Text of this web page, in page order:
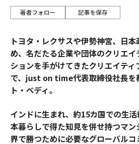
著者フォロー 記事を保存
トヨタ・レクサスや伊勢神宮、日
め、名だたる企業や団体のクリエイ
ションを手がけてきたクリエイティ
で、just on time代表取締役社長を
ト・ベディ。
インドに生まれ、約15カ国での生
本暮らしで得た知見を併せ持つマ
界で勝つために必要なグローバル